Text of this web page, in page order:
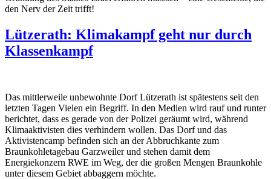
den Nerv der Zeit trifft!
Lützerath: Klimakampf geht nur durch
Klassenkampf
Das mittlerweile unbewohnte Dorf Lützerath ist spätestens seit den
letzten Tagen Vielen ein Begriff. In den Medien wird rauf und runter
berichtet, dass es gerade von der Polizei geräumt wird, während
Klimaaktivisten dies verhindern wollen. Das Dorf und das
Aktivistencamp befinden sich an der Abbruchkante zum
Braunkohletagebau Garzweiler und stehen damit dem
Energiekonzern RWE im Weg, der die großen Mengen Braunkohle
unter diesem Gebiet abbaggern möchte.